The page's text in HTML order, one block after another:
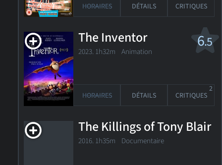
HORAIRES DÉTAILS CRITIQUES
6.5
The Inventor
2023. 1h32m Animation
HORAIRES DÉTAILS CRITIQUES
2
The Killings of Tony Blair
2016. 1h35m Documentaire